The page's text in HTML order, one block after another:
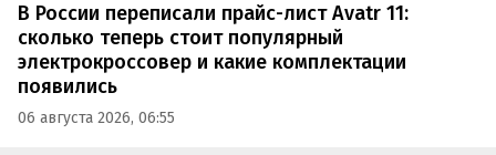
В России переписали прайс-лист Avatr 11:
сколько теперь стоит популярный
электрокроссовер и какие комплектации
появились
06 августа 2026, 06:55